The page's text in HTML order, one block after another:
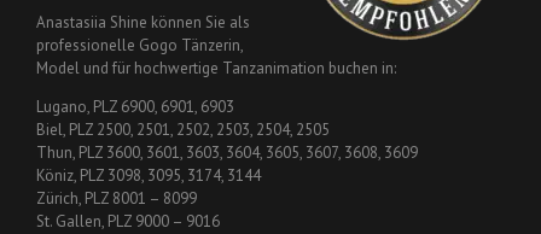
Anastasiia Shine können Sie als
professionelle Gogo Tänzerin,
Model und für hochwertige Tanzanimation buchen in:
Lugano, PLZ 6900, 6901, 6903
Biel, PLZ 2500, 2501, 2502, 2503, 2504, 2505
Thun, PLZ 3600, 3601, 3603, 3604, 3605, 3607, 3608, 3609
Köniz, PLZ 3098, 3095, 3174, 3144
Zürich, PLZ 8001 – 8099
St. Gallen, PLZ 9000 – 9016